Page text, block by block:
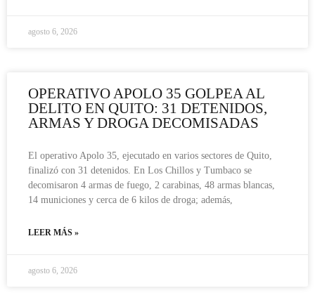
agosto 6, 2026
OPERATIVO APOLO 35 GOLPEA AL
DELITO EN QUITO: 31 DETENIDOS,
ARMAS Y DROGA DECOMISADAS
El operativo Apolo 35, ejecutado en varios sectores de Quito,
finalizó con 31 detenidos. En Los Chillos y Tumbaco se
decomisaron 4 armas de fuego, 2 carabinas, 48 armas blancas,
14 municiones y cerca de 6 kilos de droga; además,
LEER MÁS »
agosto 6, 2026